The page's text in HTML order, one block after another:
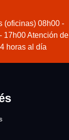
(oficinas) 08h00 -
17h00 Atención de
horas al día